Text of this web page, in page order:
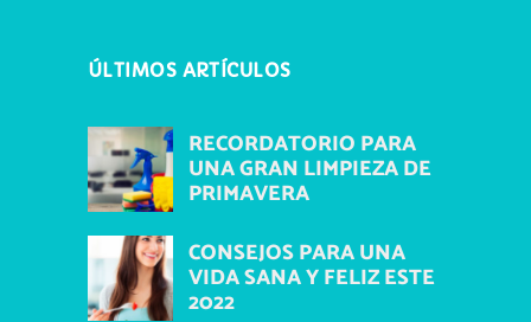
ÚLTIMOS ARTÍCULOS
RECORDATORIO PARA
UNA GRAN LIMPIEZA DE
PRIMAVERA
CONSEJOS PARA UNA
VIDA SANA Y FELIZ ESTE
2022